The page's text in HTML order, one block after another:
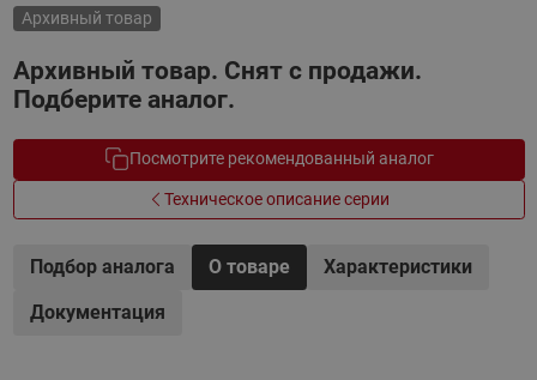
Архивный товар
Архивный товар. Снят с продажи.
Подберите аналог.
Посмотрите рекомендованный аналог
Техническое описание серии
Подбор аналога О товаре
Характеристики
Документация